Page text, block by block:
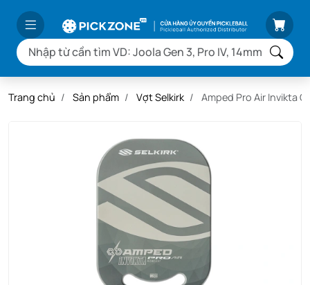
Trang chủ Sản phẩm Vợt Selkirk Amped Pro Air Invikta